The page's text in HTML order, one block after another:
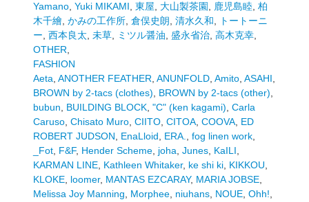
Yamano, Yuki MIKAMI 東屋 大山製茶園 鹿児島睦, 柏
木千繪, かみの工作所, 倉俣史朗 清水久和
トートーニ
ー 西本良太 未草, ミツル醤油 盛永省治, 高木克幸,
OTHER
FASHION
Aeta ANOTHER FEATHER ANUNFOLD, Amito, ASAHI
BROWN by 2-tacs (clothes)
BROWN by 2-tacs (other)
bubun
BUILDING BLOCK, "C" (ken kagami) Carla
Caruso, Chisato Muro, CIITO, CITOA, COOVA, ED
ROBERT JUDSON
EnaLloid ERA. fog linen work,
_Fot, F&F, Hender Scheme, joha Junes, KaILI
KARMAN LINE, Kathleen Whitaker, ke shi ki, KIKKOU
KLOKE, loomer, MANTAS EZCARAY, MARIA JOBSE,
Melissa Joy Manning
Morphee, niuhans, NOUE, Ohh!